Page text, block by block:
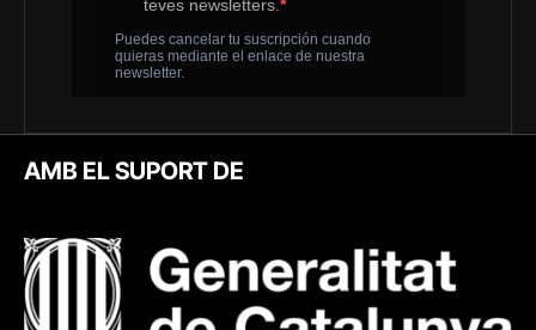
AMB EL SUPORT DE